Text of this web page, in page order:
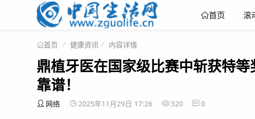
首页 滚
首页 健康资讯 内容详情
鼎植牙医在国家级比赛中斩获特
靠谱！
网络 2025年11月29日 17:26 320 0